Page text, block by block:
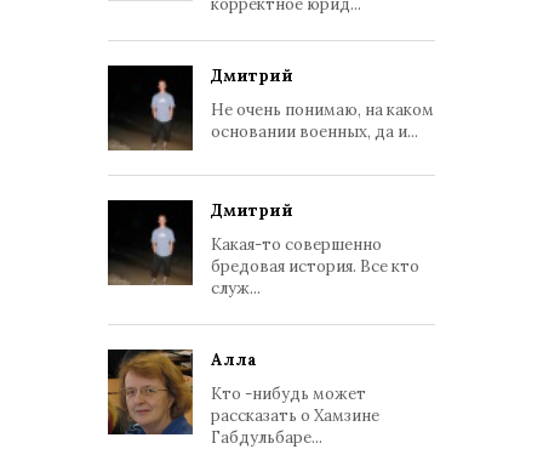
корректное юрид...
Дмитрий
Не очень понимаю, на каком
основании военных, да и...
Дмитрий
Какая-то совершенно
бредовая история. Все кто
служ...
Алла
Кто -нибудь может
рассказать о Хамзине
Габдульбаре...